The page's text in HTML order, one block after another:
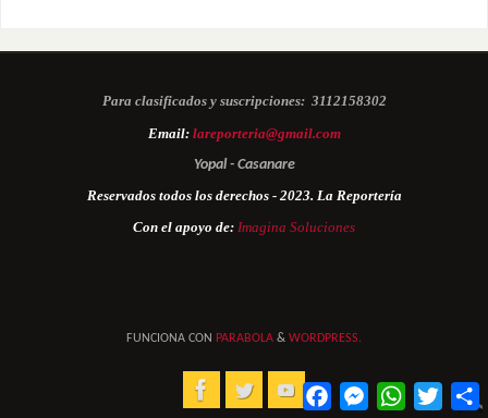
Para clasificados y suscripciones: 3112158302
Email: lareporteria@gmail.com
Yopal - Casanare
Reservados todos los derechos - 2023. La Reportería
Con el apoyo de: Imagina Soluciones
FUNCIONA CON PARABOLA & WORDPRESS.
FacebookMessengerWhatsApp
Twitter